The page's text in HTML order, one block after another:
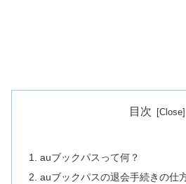
目次
auブックパスって何？
auブックパスの退会手続きの仕